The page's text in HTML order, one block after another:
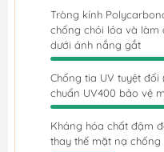
Tròng kính
chống chói lóa và làm
dưới ánh nắng gắt
Chống tia UV tuyệt đối
chuẩn UV400 bảo vệ
Kháng hóa chất đậm
thay thế mặt nạ